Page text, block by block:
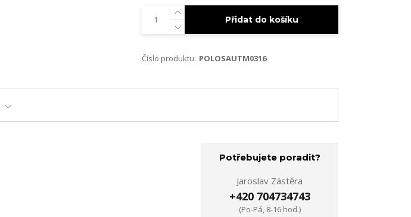
Přidat do košíku
Číslo produktu: POLOSAUTM0316
Potřebujete poradit?
Jaroslav Zástěra
+420 704734743
(Po-Pá, 8-16 hod.)